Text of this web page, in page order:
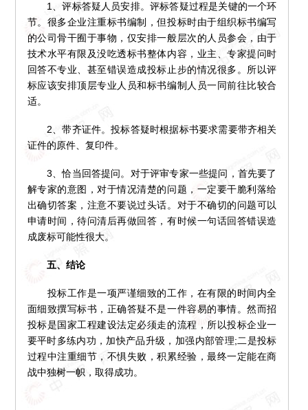
1、评标答疑人员安排。评标答疑过程是关键的一个环
节。很多企业注重标书编制，但投标时由于组织标书编写
的公司骨干囿于事物，仅安排一般层次的人员参会，由于
技术水平有限及没吃透标书整体内容，业主、专家提问时
回答不专业、甚至错误造成投标止步的情况很多。所以评
标应该安排顶层专业人员和标书编制人员一同前往比较合
适。
2、带齐证件。投标答疑时根据标书要求需要带齐相关
证件的原件、复印件。
3、恰当回答提问。对于评审专家一些提问，首先要了
解专家的意图，对于情况清楚的问题，一定要干脆利落给
出确切答案，注意不要说过头话。对于不确切的问题可以
申请时间，待问清后再做回答，有时候一句话回答错误造
成废标可能性很大。
五、结论
投标工作是一项严谨细致的工作，在有限的时间内全
面细致撰写标书，正确答疑不是一件容易的事情。然而招
投标是国家工程建设法定必须走的流程，所以投标企业一
要平时多练内功，加快产品升级，加强内部管理;二是投标
过程中注重细节，不惧失败，积累经验，最终一定能在商
战中独树一帜，取得成功。